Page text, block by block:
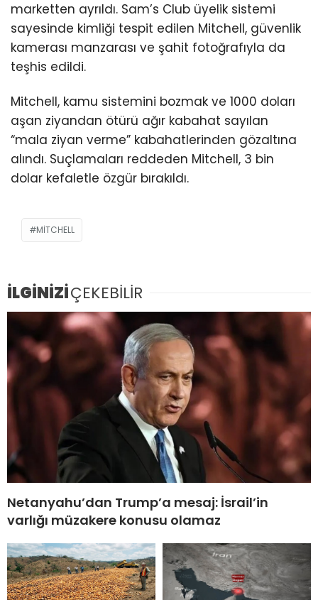
marketten ayrıldı. Sam’s Club üyelik sistemi
sayesinde kimliği tespit edilen Mitchell, güvenlik
kamerası manzarası ve şahit fotoğrafıyla da
teşhis edildi.
Mitchell, kamu sistemini bozmak ve 1000 doları
aşan ziyandan ötürü ağır kabahat sayılan
“mala ziyan verme” kabahatlerinden gözaltına
alındı. Suçlamaları reddeden Mitchell, 3 bin
dolar kefaletle özgür bırakıldı.
MITCHELL
İLGİNİZİÇEKEBİLİR
Netanyahu’dan Trump’a mesaj: İsrail’in
varlığı müzakere konusu olamaz